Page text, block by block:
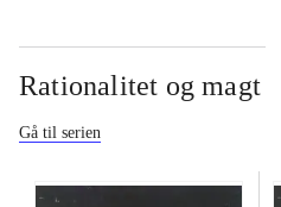
Rationalitet og magt
Gå til serien